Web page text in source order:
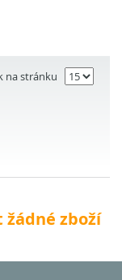
na stránku
zboží